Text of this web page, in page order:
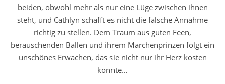
beiden, obwohl mehr als nur eine Lüge zwischen ihnen
steht, und Cathlyn schafft es nicht die falsche Annahme
richtig zu stellen. Dem Traum aus guten Feen,
berauschenden Bällen und ihrem Märchenprinzen folgt ein
unschönes Erwachen, das sie nicht nur ihr Herz kosten
könnte…